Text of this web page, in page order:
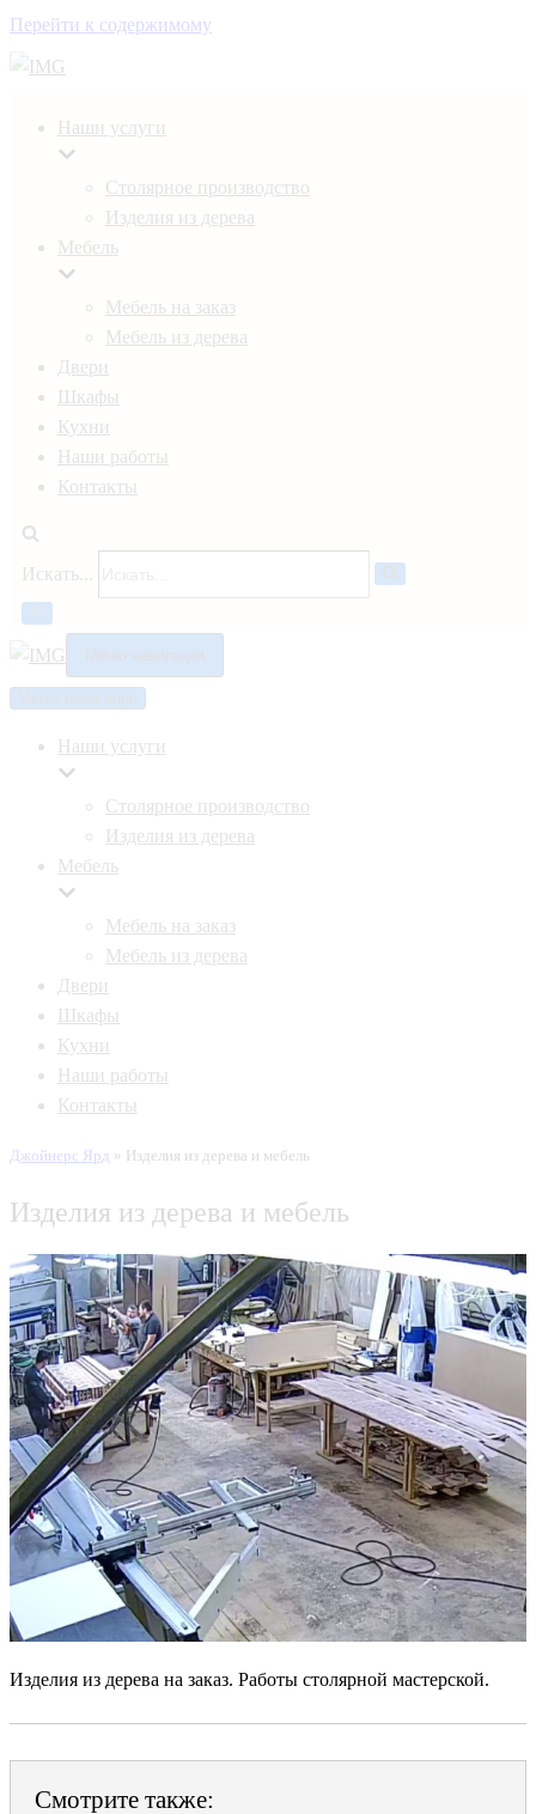
Перейти к содержимому
Наши услуги
Столярное производство
Изделия из дерева
Мебель
Мебель на заказ
Мебель из дерева
Двери
Шкафы
Кухни
Наши работы
Контакты
Искать...
Меню навигации
Наши услуги
Столярное производство
Изделия из дерева
Мебель
Мебель на заказ
Мебель из дерева
Двери
Шкафы
Кухни
Наши работы
Контакты
Джойнерс Ярд » Изделия из дерева и мебель
Изделия из дерева и мебель
Изделия из дерева на заказ. Работы столярной мастерской.
Смотрите также: